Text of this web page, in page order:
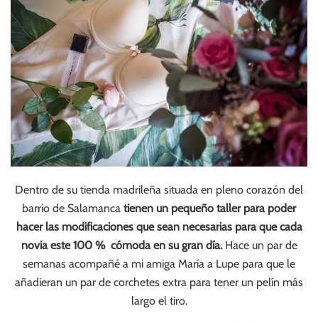
Dentro de su tienda madrileña situada en pleno corazón del
barrio de Salamanca tienen un pequeño taller para poder
hacer las modificaciones que sean necesarias para que cada
novia este 100 % cómoda en su gran día.Hace un par de
semanas acompañé a mi amiga María a Lupe para que le
añadieran un par de corchetes extra para tener un pelín más
largo el tiro.